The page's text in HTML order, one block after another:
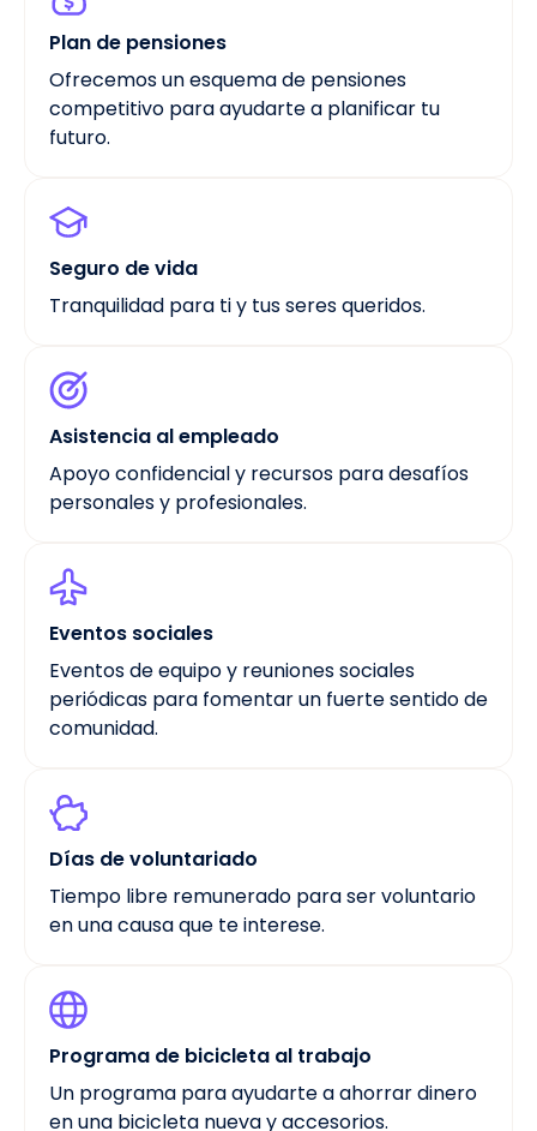
Plan de pensiones
Ofrecemos un esquema de pensiones
competitivo para ayudarte a planificar tu
futuro.
Seguro de vida
Tranquilidad para ti y tus seres queridos.
Asistencia al empleado
Apoyo confidencial y recursos para desafíos
personales y profesionales.
Eventos sociales
Eventos de equipo y reuniones sociales
periódicas para fomentar un fuerte sentido de
comunidad.
Días de voluntariado
Tiempo libre remunerado para ser voluntario
en una causa que te interese.
Programa de bicicleta al trabajo
Un programa para ayudarte a ahorrar dinero
en una bicicleta nueva y accesorios.